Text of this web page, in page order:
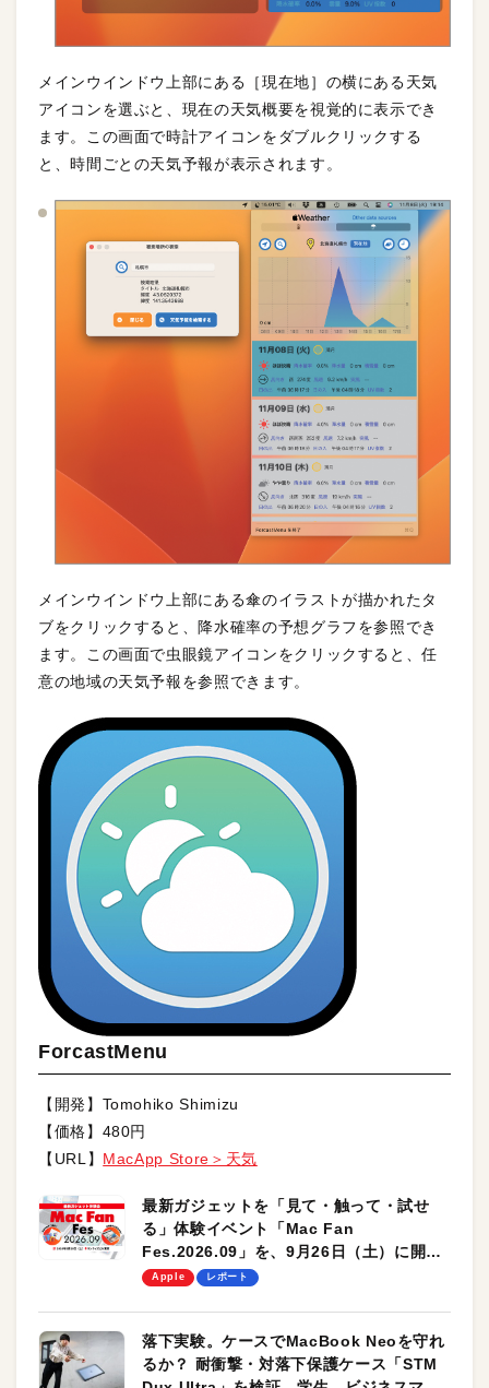
メインウインドウ上部にある［現在地］の横にある天気
アイコンを選ぶと、現在の天気概要を視覚的に表示でき
ます。この画面で時計アイコンをダブルクリックする
と、時間ごとの天気予報が表示されます。
メインウインドウ上部にある傘のイラストが描かれたタ
ブをクリックすると、降水確率の予想グラフを参照でき
ます。この画面で虫眼鏡アイコンをクリックすると、任
意の地域の天気予報を参照できます。
ForcastMenu
【開発】Tomohiko Shimizu
【価格】480円
【URL】 MacApp Store＞天気
最新ガジェットを「見て・触って・試せ
る」体験イベント「Mac Fan
Fes.2026.09」を、9月26日（土）に開催
します！
Apple レポート
落下実験。ケースでMacBook Neoを守れ
るか？ 耐衝撃・対落下保護ケース「STM